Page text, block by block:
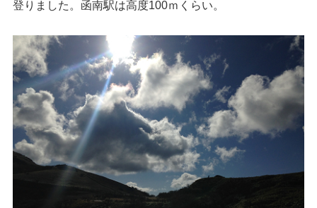
登りました。函南駅は高度100ｍくらい。